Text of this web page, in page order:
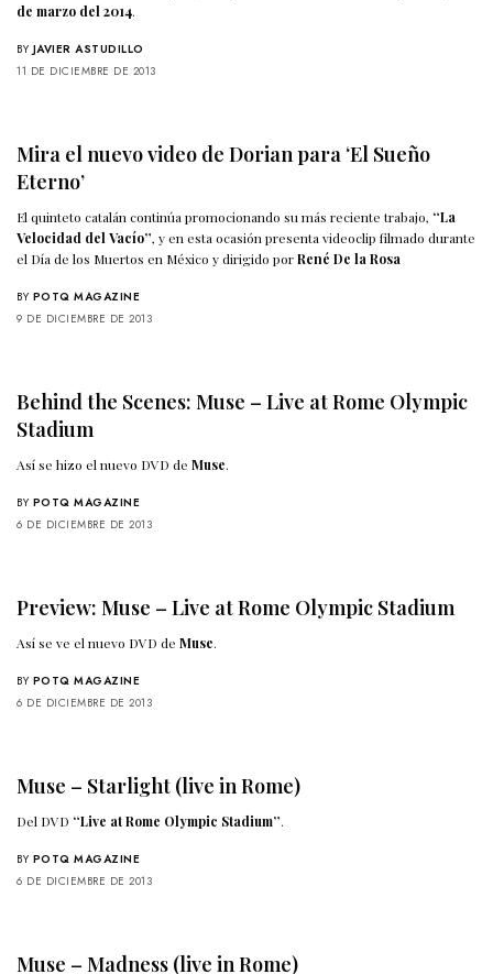
de marzo del 2014.
BY JAVIER ASTUDILLO
11 DE DICIEMBRE DE 2013
Mira el nuevo video de Dorian para ‘El Sueño
Eterno’
El quinteto catalán continúa promocionando su más reciente trabajo, “La
Velocidad del Vacío”, y en esta ocasión presenta videoclip filmado durante
el Día de los Muertos en México y dirigido porRené De la Rosa
BY POTQ MAGAZINE
9 DE DICIEMBRE DE 2013
Behind the Scenes: Muse – Live at Rome Olympic
Stadium
Así se hizo el nuevo DVD deMuse.
BY POTQ MAGAZINE
6 DE DICIEMBRE DE 2013
Preview: Muse – Live at Rome Olympic Stadium
Así se ve el nuevo DVD deMuse.
BY POTQ MAGAZINE
6 DE DICIEMBRE DE 2013
Muse – Starlight (live in Rome)
Del DVD “Live at Rome Olympic Stadium”.
BY POTQ MAGAZINE
6 DE DICIEMBRE DE 2013
Muse – Madness (live in Rome)